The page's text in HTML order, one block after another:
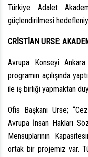
Türkiye Adalet
güçlendirilmesi
CRİSTİAN URSE:
Avrupa Konseyi
programın açılışında
ile iş birliği yapmaktan
Ofis Başkanı Urse;
Avrupa İnsan Hakları
Mensuplarının
ortak bir projemiz var.